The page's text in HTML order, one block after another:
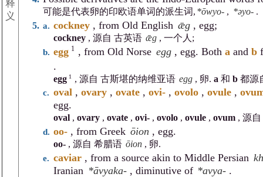
释
义
可能是代表卵的印欧语单词的派生词, *ōwyo- , *əyo-.
cockney, from Old English ǣg, egg;
cockney, 源自 古英语 ǣg , 一个人;
egg 1 , from Old Norse egg, egg. Both a and b
.
egg 1 , 源自 古斯堪的纳维亚语 egg , 卵.a 和b 都源
oval, ovary, ovate, ovi-, ovolo, ovule,
egg.
oval, ovary, ovate, ovi-, ovolo, ovule, ovum, 源
oo-, from Greek ōion , egg.
oo-, 源自 希腊语 ōion , 卵.
caviar, from a source akin to Middle Persian
Iranian *āvyaka-, diminutive of *avya- .